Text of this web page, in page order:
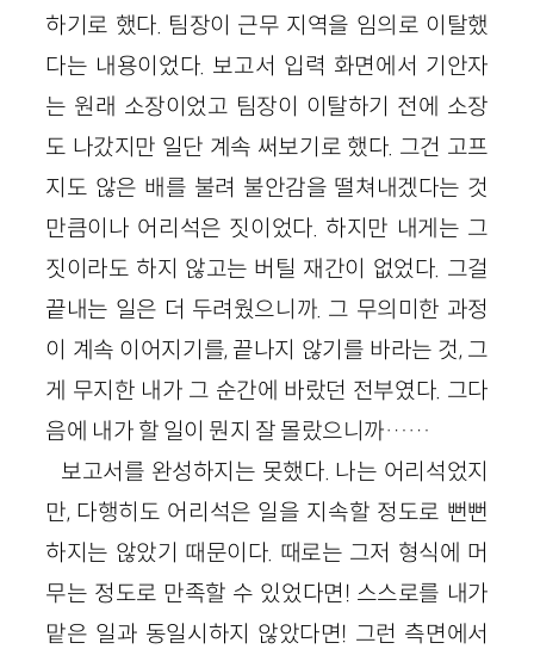
하기로 했다. 팀장이 근무 지역을 임의로 이탈했
다는 내용이었다. 보고서 입력 화면에서 기안자
는 원래 소장이었고 팀장이 이탈하기 전에 소장
도 나갔지만 일단 계속 써보기로 했다. 그건 고프
지도 않은 배를 불려 불안감을 떨쳐내겠다는 것
만큼이나 어리석은 짓이었다. 하지만 내게는 그
짓이라도 하지 않고는 버틸 재간이 없었다. 그걸
끝내는 일은 더 두려웠으니까. 그 무의미한 과정
이 계속 이어지기를, 끝나지 않기를 바라는 것, 그
게 무지한 내가 그 순간에 바랐던 전부였다. 그다
음에 내가 할 일이 뭔지 잘 몰랐으니까……
보고서를 완성하지는 못했다. 나는 어리석었지
만, 다행히도 어리석은 일을 지속할 정도로 뻔뻔
하지는 않았기 때문이다. 때로는 그저 형식에 머
무는 정도로 만족할 수 있었다면! 스스로를 내가
맡은 일과 동일시하지 않았다면! 그런 측면에서